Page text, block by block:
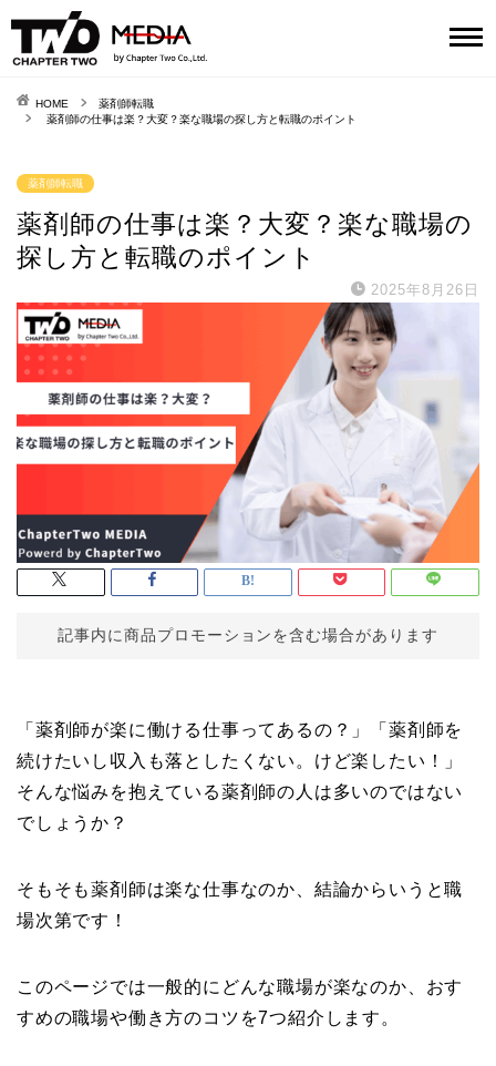
HOME
薬剤師転職
薬剤師の仕事は楽？大変？楽な職場の探し方と転職のポイント
薬剤師転職
薬剤師の仕事は楽？大変？楽な職場の
探し方と転職のポイント
2025年8月26日
記事内に商品プロモーションを含む場合があります
「薬剤師が楽に働ける仕事ってあるの？」「薬剤師を
続けたいし収入も落としたくない。けど楽したい！」
そんな悩みを抱えている薬剤師の人は多いのではない
でしょうか？
そもそも薬剤師は楽な仕事なのか、結論からいうと職
場次第です！
このページでは一般的にどんな職場が楽なのか、おす
すめの職場や働き方のコツを7つ紹介します。